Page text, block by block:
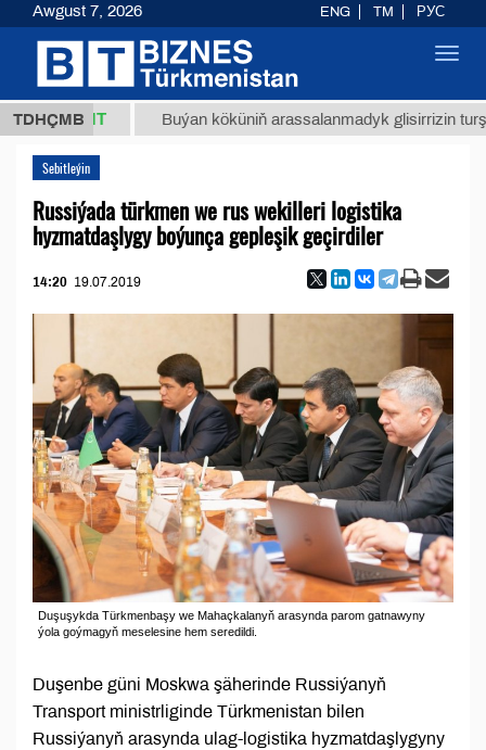
TDHÇMB
ТМТ Buýan köküniň arassalanmadyk glisirrizin turşusy
Sebitleýin
Russiýada türkmen we rus wekilleri logistika
hyzmatdaşlygy boýunça gepleşik geçirdiler
14:20 19.07.2019
Duşuşykda Türkmenbaşy we Mahaçkalanyň arasynda parom gatnawyny
ýola goýmagyň meselesine hem seredildi.
Duşenbe güni Moskwa şäherinde Russiýanyň
Transport ministrliginde Türkmenistan bilen
Russiýanyň arasynda ulag-logistika hyzmatdaşlygyny
Awgust 7, 2026 ENG TM РУС